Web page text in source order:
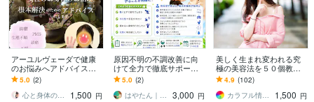
アーユルヴェーダで健康
のお悩みへアドバイスし
ます 生理不順や不眠、便
秘や浮腫などの不調でお
辛い方のサポート！
5.0 (2)
心と身体の保健室 小粒の部屋
1,500 円
原因不明の不調改善に向
けて全力で徹底サポート
します 不調改善に向けて
何をしていいかわからな
い方へやることを明確に
5.0 (2)
はやたん｜優しく執筆・運用・健康サポート
3,000 円
美しく生まれ変われる究
極の美容法を５０個教え
ます おかげさまで本当に
よく売れてます‼️
4.9 (102)
カラフル情報誌 売上アップ術を出品中
1,500 円